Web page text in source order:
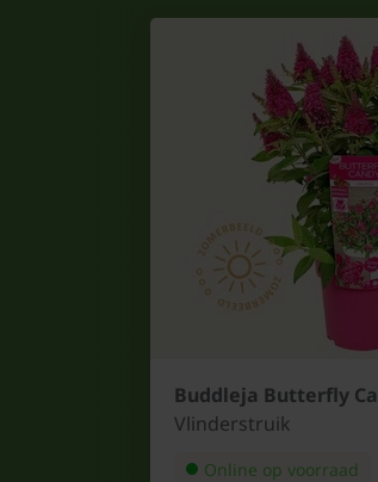
Bloempotten
Buddleja Butterfly
Vlinderstruik
Online op voorraad